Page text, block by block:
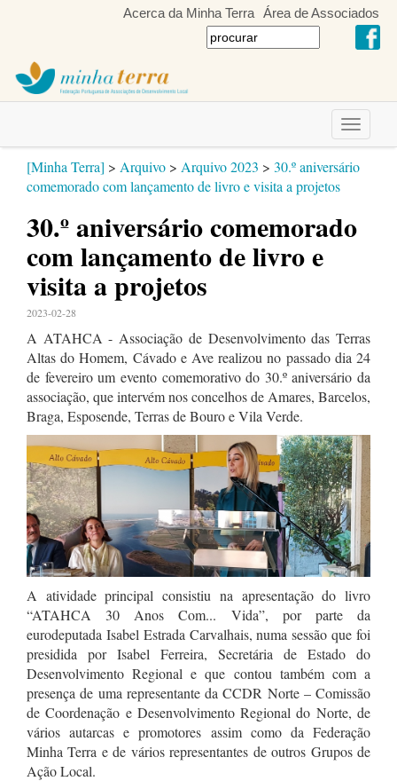
Acerca da Minha Terra Área de Associados
Toggle
[Minha Terra] > Arquivo > Arquivo 2023 > 30.º aniversário
comemorado com lançamento de livro e visita a projetos
30.º aniversário comemorado
com lançamento de livro e
visita a projetos
2023-02-28
A ATAHCA - Associação de Desenvolvimento das Terras
Altas do Homem, Cávado e Ave realizou no passado dia 24
de fevereiro um evento comemorativo do 30.º aniversário da
associação, que intervém nos concelhos de Amares, Barcelos,
Braga, Esposende, Terras de Bouro e Vila Verde.
A atividade principal consistiu na apresentação do livro
“ATAHCA 30 Anos Com... Vida”, por parte da
eurodeputada Isabel Estrada Carvalhais, numa sessão que foi
presidida por Isabel Ferreira, Secretária de Estado do
Desenvolvimento Regional e que contou também com a
presença de uma representante da CCDR Norte – Comissão
de Coordenação e Desenvolvimento Regional do Norte, de
vários autarcas e promotores assim como da Federação
Minha Terra e de vários representantes de outros Grupos de
Ação Local.